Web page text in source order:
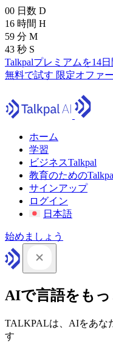
00 日数 D
16 時間 H
59 分 M
41 秒 S
Talkpalプレミアムを14
無料で試す 限定オファ
ホーム
学習
ビジネスTalkpal
教育のための
サインアップ
ログイン
日本語
始めましょう
AIで言語をも
TALKPALは、AIをあな
す